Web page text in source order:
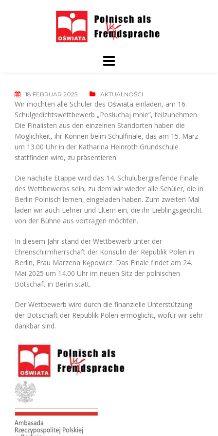
18 FEBRUAR 2025 AKTUALNOŚCI
Wir möchten alle Schüler des Oświata einladen, am 16.
Schulgedichtswettbewerb „Posłuchaj mnie”, teilzunehmen.
Die Finalisten aus den einzelnen Standorten haben die
Möglichkeit, ihr Können beim Schulfinale, das am 15. März
um 13.00 Uhr in der Katharina Heinroth Grundschule
stattfinden wird, zu präsentieren.
Die nächste Etappe wird das 14. Schulübergreifende Finale
des Wettbewerbs sein, zu dem wir wieder alle Schüler, die in
Berlin Polnisch lernen, eingeladen haben. Zum zweiten Mal
laden wir auch Lehrer und Eltern ein, die ihr Lieblingsgedicht
von der Bühne aus vortragen möchten.
In diesem Jahr stand der Wettbewerb unter der
Ehrenschirmherrschaft der Konsulin der Republik Polen in
Berlin, Frau Marzena Kępowicz. Das Finale findet am 24.
Mai 2025 um 14.00 Uhr im neuen Sitz der polnischen
Botschaft in Berlin statt.
Der Wettbewerb wird durch die finanzielle Unterstützung
der Botschaft der Republik Polen ermöglicht, wofür wir sehr
dankbar sind.